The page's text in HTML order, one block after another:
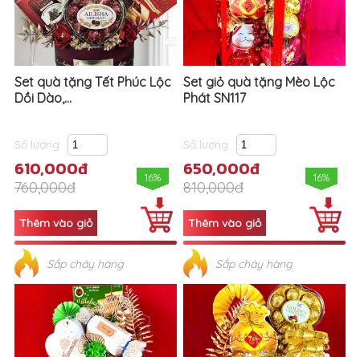
Set quà tặng Tết Phúc Lộc
Dồi Dào,...
Số lượng
610,000đ
760,000đ
16%
Sắp cháy hàng
Set giỏ quà tặng Mèo Lộc
Phát SN117
Số lượng
650,000đ
810,000đ
16%
Sắp cháy hàng